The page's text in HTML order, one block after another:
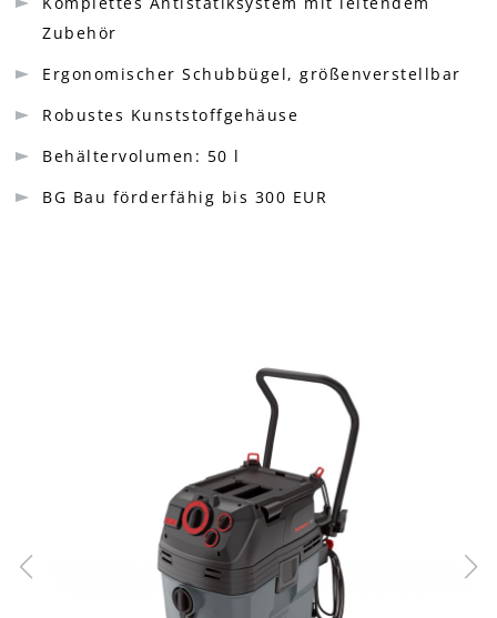
Zubehör
Ergonomischer Schubbügel, größenverstellbar
Robustes Kunststoffgehäuse
Behältervolumen: 50 l
BG Bau förderfähig bis 300 EUR